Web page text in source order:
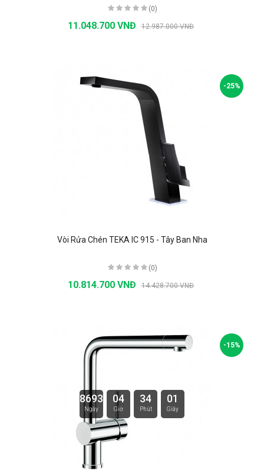
(0)
11.048.700 VNĐ 12.987.000 VNĐ
-25%
Vòi Rửa Chén TEKA IC 915 - Tây Ban Nha
(0)
10.814.700 VNĐ 14.428.700 VNĐ
8693
Ngày
04
Giờ
34
Phút
00
Giây
-15%